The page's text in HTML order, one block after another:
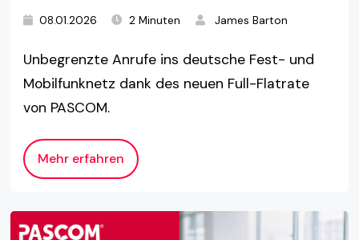
08.01.2026 2 Minuten James Barton
Unbegrenzte Anrufe ins deutsche Fest- und
Mobilfunknetz dank des neuen Full-Flatrate
von PASCOM.
Mehr erfahren